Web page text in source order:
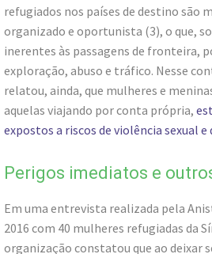
refugiados nos países de destino são
organizado e oportunista (3), o que,
inerentes às passagens de fronteira,
exploração, abuso e tráfico. Nesse
relatou, ainda, que mulheres e
aquelas viajando por conta própria,
expostos a riscos de violência sexual e
Perigos imediatos e
Em uma entrevista realizada pela
2016 com 40 mulheres refugiadas da
organização constatou que ao deixar